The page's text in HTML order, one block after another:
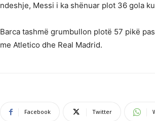
ndeshje, Messi i ka shënuar plot 36 gola
Barca tashmë grumbullon plotë 57 pikë
me Atletico dhe Real Madrid.
Facebook Twitter